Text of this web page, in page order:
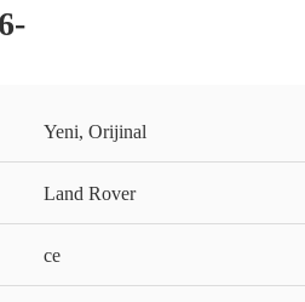
Yeni, Orijinal
Land Rover
ce